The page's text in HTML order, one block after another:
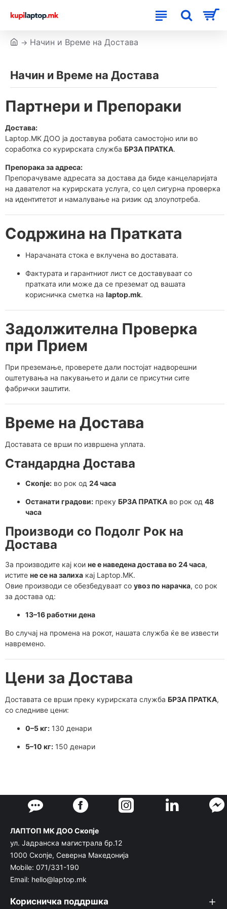
Начин и Време на Достава
Начин и Време на Достава
Партнери и Препораки
Достава:
Laptop.MK ДОО ја доставува робата самостојно или во
соработка со курирската служба БРЗА ПРАТКА.
Препорака за адреса:
Препорачуваме адресата за достава да биде канцеларијата
на давателот на курирската услуга, со цел сигурна проверка
на идентитетот и намалување на ризик од злоупотреба.
Содржина на Пратката
Нарачаната стока е вклучена во доставата.
Фактурата и гарантниот лист се доставуваат со
пратката или може да се преземат од вашата
корисничка сметка на laptop.mk.
Задолжителна Проверка
при Прием
При преземање, проверете дали постојат надворешни
оштетувања на пакувањето и дали се присутни сите
фабрички заштити.
Време на Достава
Доставата се врши по извршена уплата.
Стандардна Достава
Скопје: во рок од 24 часа
Останати градови: преку БРЗА ПРАТКА во рок од 48
часа
Производи со Подолг Рок на
Достава
За производите кај кои не е наведена достава во 24 часа,
истите не се на залиха кај Laptop.MK.
Овие производи се обезбедуваат со увоз по нарачка, со рок
за достава од:
13–16 работни дена
Во случај на промена на рокот, нашата служба ќе ве извести
навремено.
Цени за Достава
Доставата се врши преку курирската служба БРЗА ПРАТКА,
со следниве цени:
0–5 кг: 130 денари
5–10 кг: 150 денари
ЛАПТОП МК ДОО Скопје
ул. Јадранска магистрала бр.12
1000 Скопје, Северна Македонија
Mobile: 071/331-190
Email: hello@laptop.mk
Корисничка поддршка